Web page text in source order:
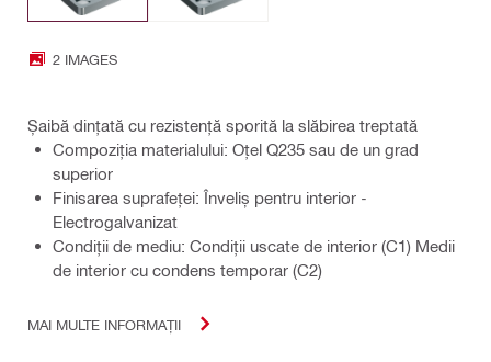
2 IMAGES
Șaibă dințată cu rezistență sporită la slăbirea treptată
Compoziţia materialului: Oțel Q235 sau de un grad
superior
Finisarea suprafeţei: Înveliș pentru interior -
Electrogalvanizat
Condiţii de mediu: Condiții uscate de interior (C1) Medii
de interior cu condens temporar (C2)
MAI MULTE INFORMAȚII